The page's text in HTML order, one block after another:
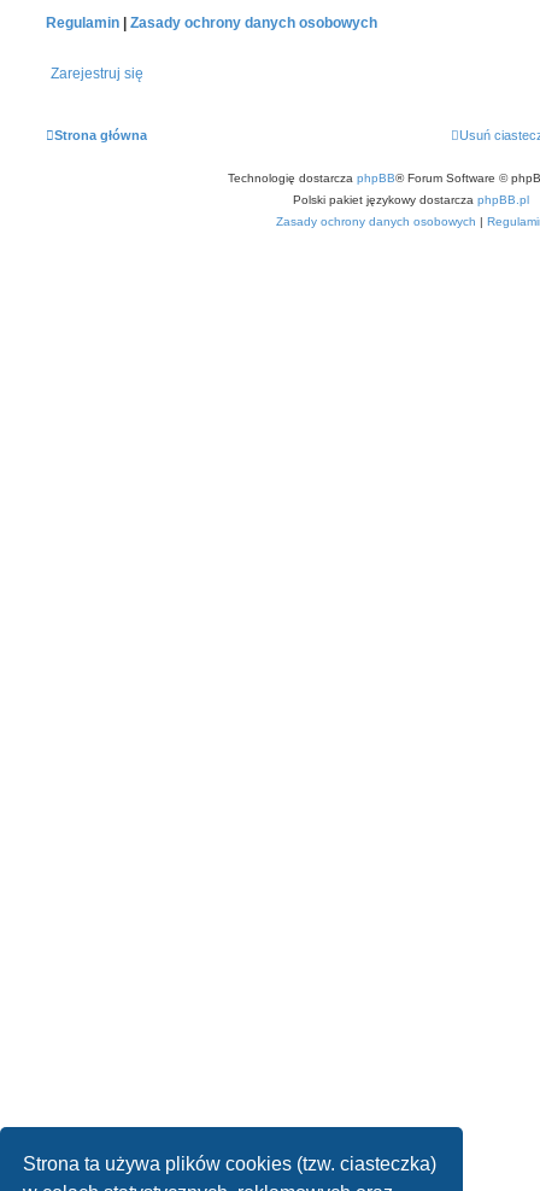
Strona ta używa plików cookies (tzw. ciasteczka)
Regulamin
Zasady ochrony danych osobowych
Zarejestruj się
Strona główna Usuń
Technologię dostarcza phpBB® Forum Software ©
Polski pakiet językowy dostarcza phpBB.pl
Zasady ochrony danych osobowych |